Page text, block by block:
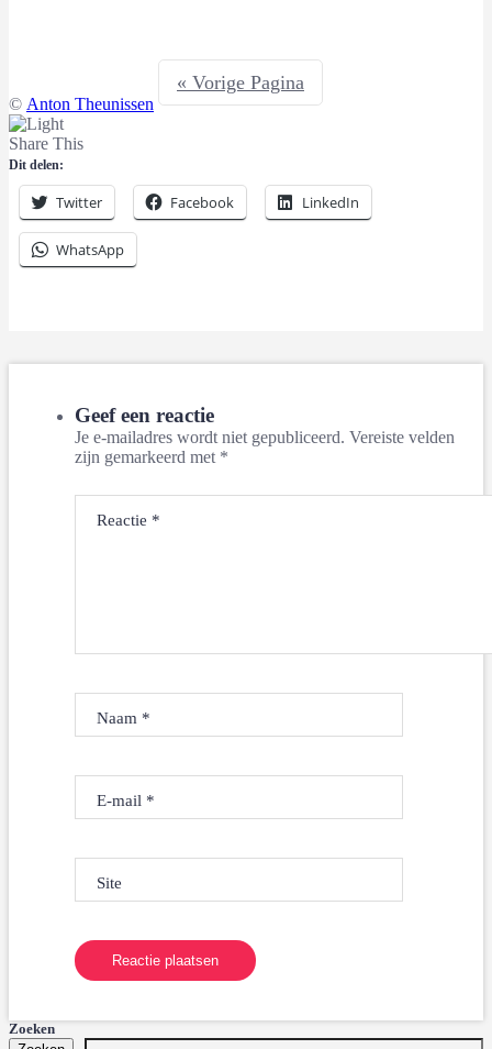
« Vorige Pagina
© Anton Theunissen
Share This
Dit delen:
Twitter Facebook LinkedIn
WhatsApp
Geef een reactie
Je e-mailadres wordt niet gepubliceerd. Vereiste velden
zijn gemarkeerd met *
Reactie *
Naam *
E-mail *
Site
Zoeken